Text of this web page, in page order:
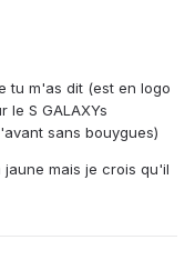
tu m'as dit (est en logo
le S GALAXYs
sans bouygues)
mais je crois qu'il